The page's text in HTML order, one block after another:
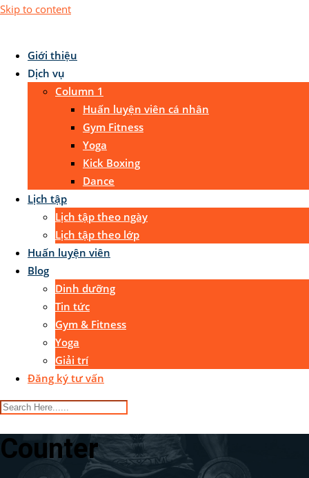
Skip to content
Giới thiệu
Dịch vụ
Column 1
Huấn luyện viên cá nhân
Gym Fitness
Yoga
Kick Boxing
Dance
Lịch tập
Lịch tập theo ngày
Lịch tập theo lớp
Huấn luyện viên
Blog
Dinh dưỡng
Tin tức
Gym & Fitness
Yoga
Giải trí
Đăng ký tư vấn
Counter